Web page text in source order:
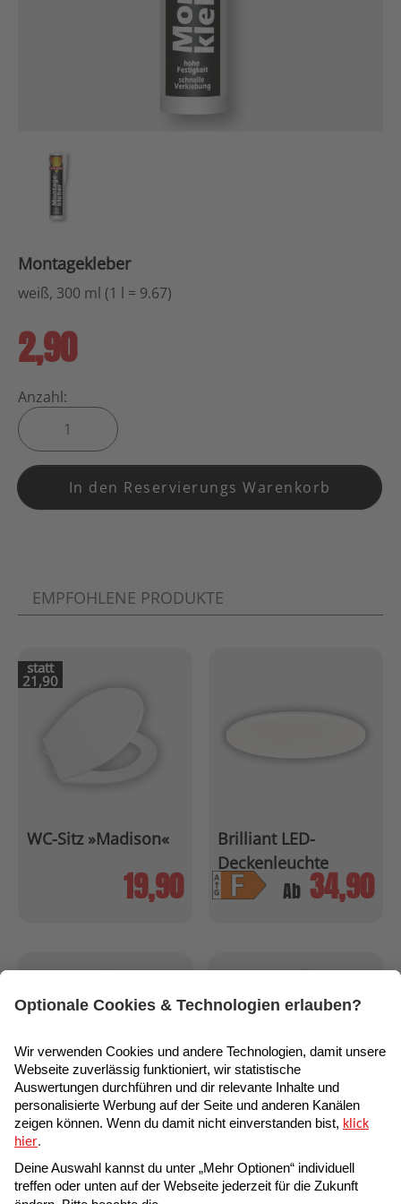
Montagekleber
weiß, 300 ml (1 l = 9.67)
2,90
Anzahl:
In den Reservierungs Warenkorb
EMPFOHLENE PRODUKTE
WC-Sitz »Madison«
statt
21,90
19,90
Brilliant LED-
Deckenleuchte
»Colden«Ab 34,90
Spültisch-Armatur
»Flexo«
Ab 44,90
7000«
42,90